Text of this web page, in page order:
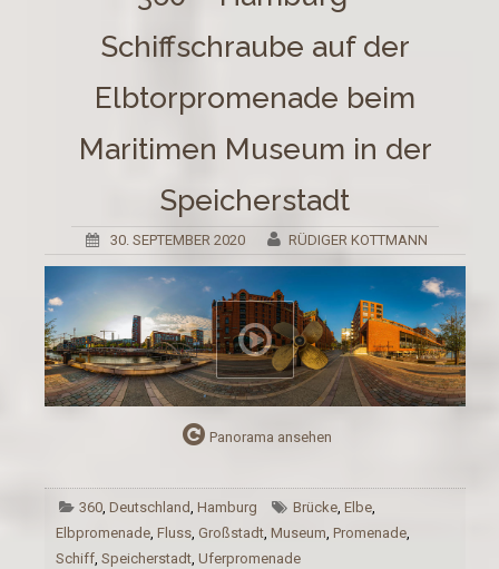
Schiffschraube auf der
Elbtorpromenade beim
Maritimen Museum in der
Speicherstadt
30. SEPTEMBER 2020 RÜDIGER KOTTMANN
Panorama ansehen
360 ,Deutschland ,Hamburg Brücke, Elbe,
Elbpromenade Fluss Großstadt Museum Promenade
Schiff Speicherstadt Uferpromenade